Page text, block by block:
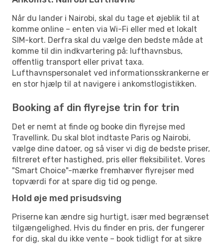
Når du lander i Nairobi, skal du tage et øjeblik til at
komme online – enten via Wi-Fi eller med et lokalt
SIM-kort. Derfra skal du vælge den bedste måde at
komme til din indkvartering på: lufthavnsbus,
offentlig transport eller privat taxa.
Lufthavnspersonalet ved informationsskrankerne er
en stor hjælp til at navigere i ankomstlogistikken.
Booking af din flyrejse trin for trin
Det er nemt at finde og booke din flyrejse med
Travellink. Du skal blot indtaste Paris og Nairobi,
vælge dine datoer, og så viser vi dig de bedste priser,
filtreret efter hastighed, pris eller fleksibilitet. Vores
"Smart Choice"-mærke fremhæver flyrejser med
topværdi for at spare dig tid og penge.
Hold øje med prisudsving
Priserne kan ændre sig hurtigt, især med begrænset
tilgængelighed. Hvis du finder en pris, der fungerer
for dig, skal du ikke vente – book tidligt for at sikre